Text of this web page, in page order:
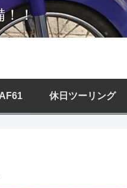
！！
休日ツーリング